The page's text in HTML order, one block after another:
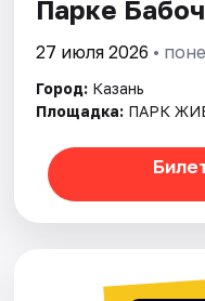
Парке
27 июля 2026 •
Город: Казань
Площадка: ПАРК